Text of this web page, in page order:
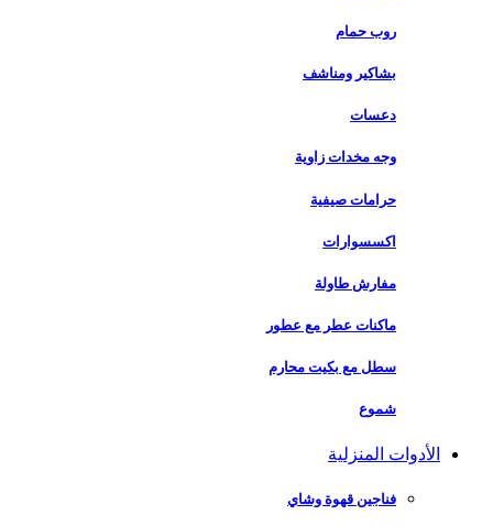
روب حمام
بشاكير ومناشف
دعسات
وجه مخدات زاوية
حرامات صيفية
اكسسوارات
مفارش طاولة
ماكنات عطر مع عطور
سطل مع بكيت محارم
شموع
الأدوات المنزلية
فناجين قهوة وشاي